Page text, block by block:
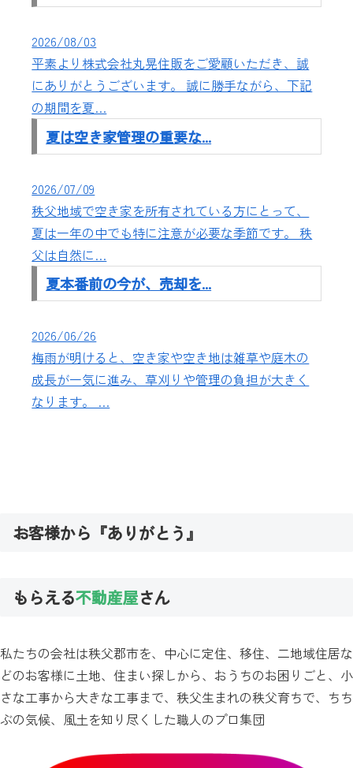
2026/08/03
平素より株式会社丸晃住販をご愛顧いただき、誠
にありがとうございます。 誠に勝手ながら、下記
の期間を夏…
夏は空き家管理の重要な...
2026/07/09
秩父地域で空き家を所有されている方にとって、
夏は一年の中でも特に注意が必要な季節です。 秩
父は自然に…
夏本番前の今が、売却を...
2026/06/26
梅雨が明けると、空き家や空き地は雑草や庭木の
成長が一気に進み、草刈りや管理の負担が大きく
なります。 …
お客様から『ありがとう』
もらえる不動産屋さん
私たちの会社は秩父郡市を、中心に定住、移住、二地域住居な
どのお客様に土地、住まい探しから、おうちのお困りごと、小
さな工事から大きな工事まで、秩父生まれの秩父育ちで、ちち
ぶの気候、風土を知り尽くした職人のプロ集団